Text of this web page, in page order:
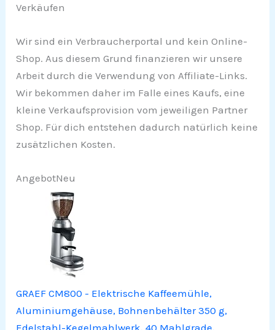
Verkäufen
Wir sind ein Verbraucherportal und kein Online-
Shop. Aus diesem Grund finanzieren wir unsere
Arbeit durch die Verwendung von Affiliate-Links.
Wir bekommen daher im Falle eines Kaufs, eine
kleine Verkaufsprovision vom jeweiligen Partner
Shop. Für dich entstehen dadurch natürlich keine
zusätzlichen Kosten.
AngebotNeu
GRAEF CM800 - Elektrische Kaffeemühle,
Aluminiumgehäuse, Bohnenbehälter 350 g,